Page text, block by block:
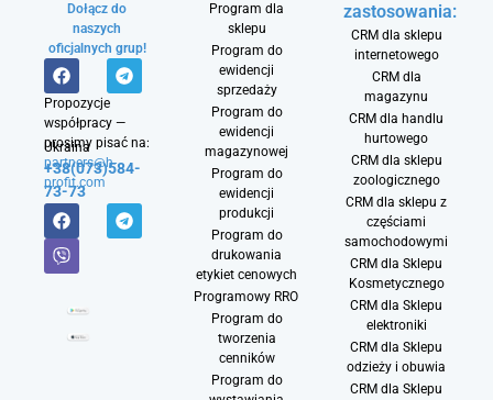
Dołącz do
naszych
oficjalnych grup!
Propozycje
współpracy —
prosimy pisać na:
partners@h-
profit.com
Ukraina
+38(073)584-
73-73
Program dla
sklepu
Program do
ewidencji
sprzedaży
Program do
ewidencji
magazynowej
Program do
ewidencji
produkcji
Program do
drukowania
etykiet cenowych
Programowy RRO
Program do
tworzenia
cenników
Program do
zastosowania:
CRM dla sklepu
internetowego
CRM dla
magazynu
CRM dla handlu
hurtowego
CRM dla sklepu
zoologicznego
CRM dla sklepu z
częściami
samochodowymi
CRM dla Sklepu
Kosmetycznego
CRM dla Sklepu
elektroniki
CRM dla Sklepu
odzieży i obuwia
CRM dla Sklepu